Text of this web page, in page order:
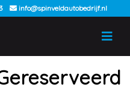
info@spinveldautobedrijf.nl